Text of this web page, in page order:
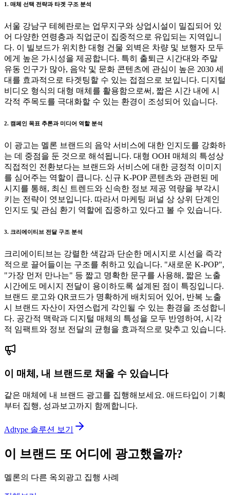
1. 매체 선택 전략과 타겟 구조 분석
서울 강남구 테헤란로는 업무지구와 상업시설이 밀집되어 있
어 다양한 연령층과 직업군이 집중적으로 유입되는 지역입니
다. 이 빌보드가 위치한 대형 건물 외벽은 차량 및 보행자 모두
에게 높은 가시성을 제공합니다. 특히 출퇴근 시간대와 주말
유동 인구가 많아, 음악 및 문화 콘텐츠에 관심이 높은 2030 세
대를 효과적으로 타겟팅할 수 있는 접점으로 보입니다. 디지털
비디오 형식의 대형 매체를 활용함으로써, 짧은 시간 내에 시
각적 주목도를 극대화할 수 있는 환경이 조성되어 있습니다.
2. 캠페인 목표 추론과 미디어 역할 분석
이 광고는 멜론 브랜드의 음악 서비스에 대한 인지도를 강화하
는 데 중점을 둔 것으로 해석됩니다. 대형 OOH 매체의 특성상
직접적인 전환보다는 브랜드와 서비스에 대한 긍정적 이미지
를 심어주는 역할이 큽니다. 신규 K-POP 콘텐츠와 관련된 메
시지를 통해, 최신 트렌드와 신속한 정보 제공 역량을 부각시
키는 전략이 엿보입니다. 따라서 마케팅 퍼널 상 상위 단계인
인지도 및 관심 환기 역할에 집중하고 있다고 볼 수 있습니다.
3. 크리에이티브 전달 구조 분석
크리에이티브는 강렬한 색감과 단순한 메시지로 시선을 즉각
적으로 끌어들이는 구조를 취하고 있습니다. "새로운 K-POP",
"가장 먼저 만나는" 등 짧고 명확한 문구를 사용해, 짧은 노출
시간에도 메시지 전달이 용이하도록 설계된 점이 특징입니다.
브랜드 로고와 QR코드가 명확하게 배치되어 있어, 반복 노출
시 브랜드 자산이 자연스럽게 각인될 수 있는 환경을 조성합니
다. 공간적 맥락과 디지털 매체의 특성을 모두 반영하여, 시각
적 임팩트와 정보 전달의 균형을 효과적으로 맞추고 있습니다.
이 매체, 내 브랜드로 채울 수 있습니다
같은 매체에 내 브랜드 광고를 집행해보세요. 애드타입이 기획
부터 집행, 성과보고까지 함께합니다.
Adtype 솔루션 보기
이 브랜드 또 어디에 광고했을까?
멜론의 다른 옥외광고 집행 사례